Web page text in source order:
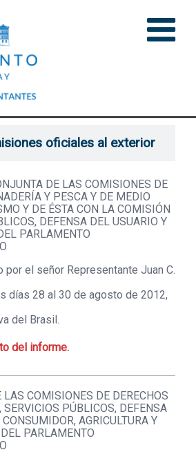
oficiales al exterior
DE LAS COMISIONES DE
Y PESCA Y DE MEDIO
Y DE ÉSTA CON LA COMISIÓN
DEFENSA DEL USUARIO Y
PARLAMENTO
por el señor Representante Juan C.
días 28 al 30 de agosto de 2012,
del Brasil.
del informe.
COMISIONES DE DERECHOS
SERVICIOS PÚBLICOS, DEFENSA
AGRICULTURA Y
PARLAMENTO